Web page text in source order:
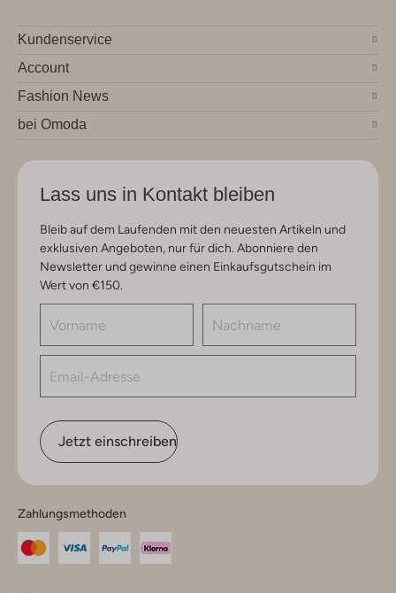
Kundenservice
Account
Fashion News
bei Omoda
Lass uns in Kontakt bleiben
Bleib auf dem Laufenden mit den neuesten Artikeln und
exklusiven Angeboten, nur für dich. Abonniere den
Newsletter und gewinne einen Einkaufsgutschein im
Wert von €150.
Jetzt einschreiben
Zahlungsmethoden